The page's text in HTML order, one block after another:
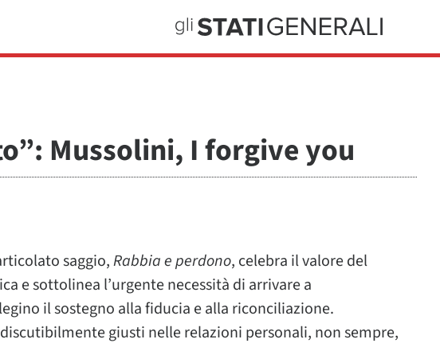
Mussolini, I forgive you
saggio,Rabbia e perdono, celebra il valore del
e sottolinea l’urgente necessità di arrivare a
il sostegno alla fiducia e alla riconciliazione.
giusti nelle relazioni personali, non sempre,